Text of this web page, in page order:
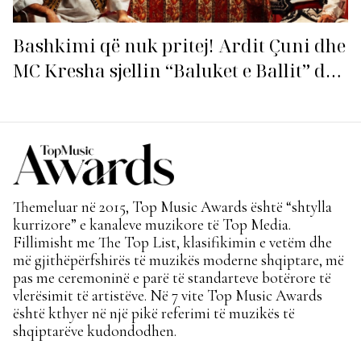
Bashkimi që nuk pritej! Ardit Çuni dhe
MC Kresha sjellin “Baluket e Ballit” dhe
Themeluar në 2015, Top Music Awards është “shtylla
kurrizore” e kanaleve muzikore të Top Media.
Fillimisht me The Top List, klasifikimin e vetëm dhe
më gjithëpërfshirës të muzikës moderne shqiptare, më
pas me ceremoninë e parë të standarteve botërore të
vlerësimit të artistëve. Në 7 vite Top Music Awards
është kthyer në një pikë referimi të muzikës të
shqiptarëve kudondodhen.